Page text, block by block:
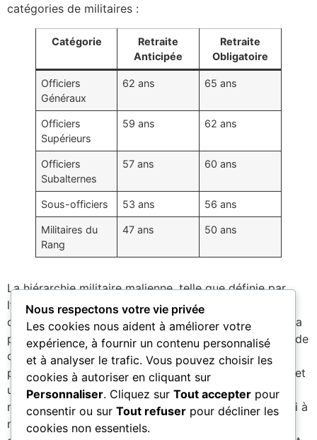
catégories de militaires :
Catégorie
Retraite
Anticipée
Retraite
Obligatoire
Officiers
Généraux
62 ans 65 ans
Officiers
Supérieurs
59 ans 62 ans
Officiers
Subalternes
57 ans 60 ans
Sous-officiers 53 ans 56 ans
Militaires du
Rang
47 ans 50 ans
La hiérarchie militaire malienne, telle que définie par
l’ordonnance de 2023, est conçue pour assurer une
organisation claire et efficace des forces armées, de la
police nationale et de la protection civile. Chaque grade
correspond à des responsabilités spécifiques,
permettant une chaîne de commandement cohérente et
une gestion optimale des ressources humaines
militaires. Cette structure reflète l’engagement du Mali à
maintenir une armée professionnelle, disciplinée et
Nous respectons votre vie privée
Les cookies nous aident à améliorer votre
expérience, à fournir un contenu personnalisé
et à analyser le trafic. Vous pouvez choisir les
cookies à autoriser en cliquant sur
Personnaliser. Cliquez sur Tout accepter pour
consentir ou sur Tout refuser pour décliner les
cookies non essentiels.